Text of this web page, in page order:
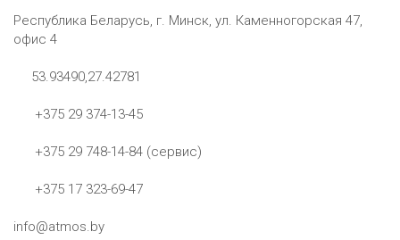
Республика Беларусь, г. Минск, ул. Каменногорская 47,
офис 4
53.93490,27.42781
+375 29 374-13-45
+375 29 748-14-84 (сервис)
+375 17 323-69-47
info@atmos.by